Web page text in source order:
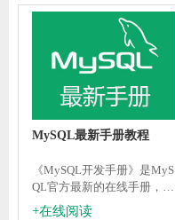
应式）、以及各种小程序
（微信/支付宝/百度/头条/Q
Q/钉钉/淘宝）、快应用等多
个平台。更好的App跨平台
框架、更方便的H5开发框
架。不管领导安排什么样的
项目，你都可以快速交付，
不需要转换开发思维、不需
要更改开发习惯。
MySQL最新手册教程
《MySQL开发手册》是MyS
QL官方最新的在线手册，包
含了MySQL数据库的增删改
+在线阅读